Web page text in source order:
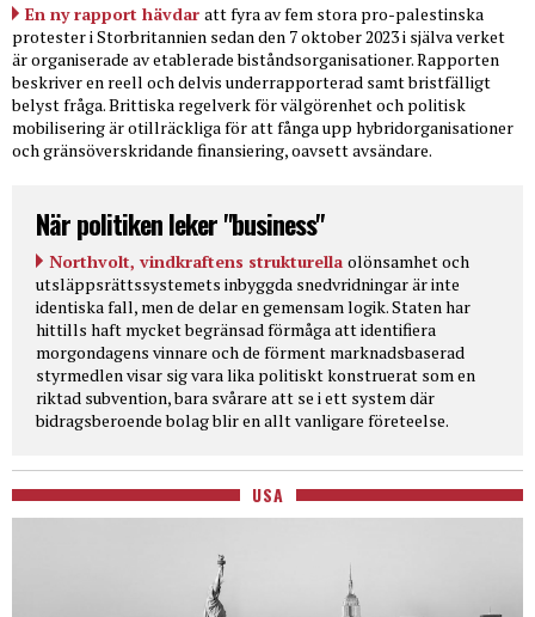
En ny rapport hävdar att fyra av fem stora pro-palestinska
protester i Storbritannien sedan den 7 oktober 2023 i själva verket
är organiserade av etablerade biståndsorganisationer. Rapporten
beskriver en reell och delvis underrapporterad samt bristfälligt
belyst fråga. Brittiska regelverk för välgörenhet och politisk
mobilisering är otillräckliga för att fånga upp hybridorganisationer
och gränsöverskridande finansiering, oavsett avsändare.
När politiken leker "business"
Northvolt, vindkraftens strukturella olönsamhet och
utsläppsrättssystemets inbyggda snedvridningar är inte
identiska fall, men de delar en gemensam logik. Staten har
hittills haft mycket begränsad förmåga att identifiera
morgondagens vinnare och de förment marknadsbaserad
styrmedlen visar sig vara lika politiskt konstruerat som en
riktad subvention, bara svårare att se i ett system där
bidragsberoende bolag blir en allt vanligare företeelse.
USA